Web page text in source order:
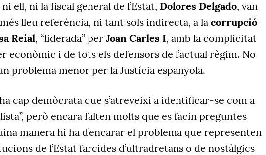
ell, ni la fiscal general de l’Estat, Dolores Delgado, van
lleu referència, ni tant sols indirecta, a la corrupció
Reial, “liderada” per Joan Carles I, amb la complicitat
econòmic i de tots els defensors de l’actual règim. No
problema menor per la Justícia espanyola.
cap demòcrata que s’atreveixi a identificar-se com a
però encara falten molts que es facin preguntes
manera hi ha d’encarar el problema que representen
de l’Estat farcides d’ultradretans o de nostàlgics